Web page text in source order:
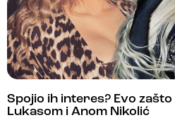
Spojio ih interes? Evo
Lukasom i Anom Nikolić